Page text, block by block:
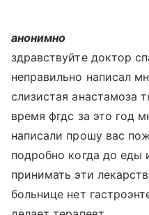
анонимно
здравствуйте доктор
неправильно написал
слизистая анастамоза
время фгдс за это год
написали прошу вас
подробно когда до еды
принимать эти
больнице нет